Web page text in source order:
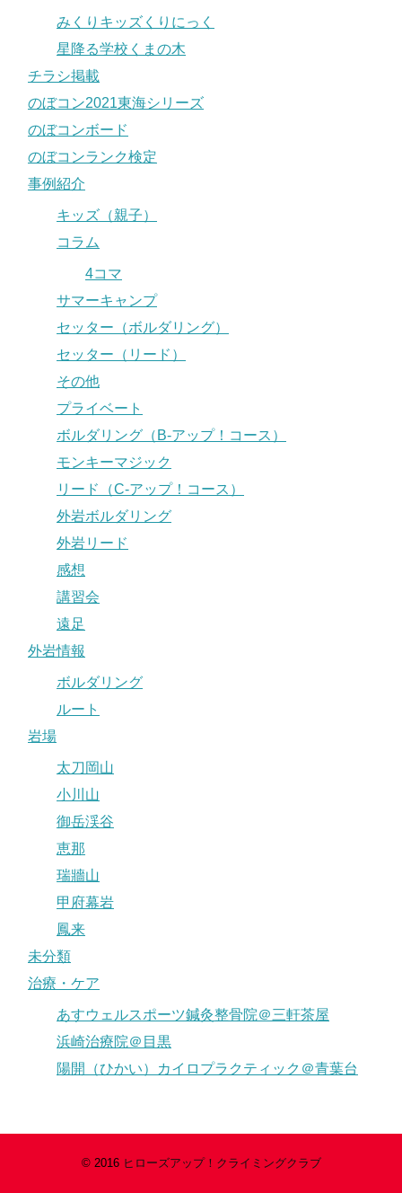
みくりキッズくりにっく
星降る学校くまの木
チラシ掲載
のぼコン2021東海シリーズ
のぼコンボード
のぼコンランク検定
事例紹介
キッズ（親子）
コラム
4コマ
サマーキャンプ
セッター（ボルダリング）
セッター（リード）
その他
プライベート
ボルダリング（B-アップ！コース）
モンキーマジック
リード（C-アップ！コース）
外岩ボルダリング
外岩リード
感想
講習会
遠足
外岩情報
ボルダリング
ルート
岩場
太刀岡山
小川山
御岳渓谷
恵那
瑞牆山
甲府幕岩
鳳来
未分類
治療・ケア
あすウェルスポーツ鍼灸整骨院＠三軒茶屋
浜崎治療院＠目黒
陽開（ひかい）カイロプラクティック＠青葉台
© 2016 ヒローズアップ！クライミングクラブ